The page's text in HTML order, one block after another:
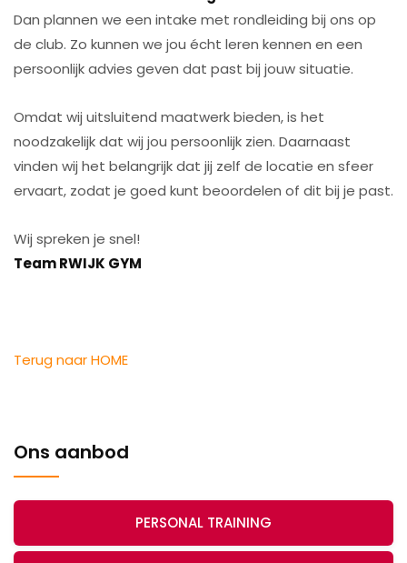
Dan plannen we een intake met rondleiding bij ons op
de club. Zo kunnen we jou écht leren kennen en een
persoonlijk advies geven dat past bij jouw situatie.
Omdat wij uitsluitend maatwerk bieden, is het
noodzakelijk dat wij jou persoonlijk zien. Daarnaast
vinden wij het belangrijk dat jij zelf de locatie en sfeer
ervaart, zodat je goed kunt beoordelen of dit bij je past.
Wij spreken je snel!
Team RWIJK GYM
Terug naar HOME
Ons aanbod
PERSONAL TRAINING